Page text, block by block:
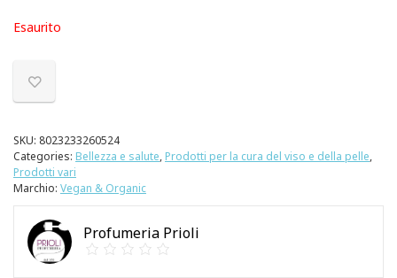
Esaurito
SKU: 8023233260524
Categories: Bellezza e salute, Prodotti per la cura del viso e della pelle,
Prodotti vari
Marchio: Vegan & Organic
Profumeria Prioli